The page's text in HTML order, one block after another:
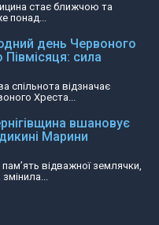
стає ближчою та
понад...
день Червоного
Півмісяця: сила
спільнота відзначає
Хреста...
вшановує
Марини
відважної землячки,